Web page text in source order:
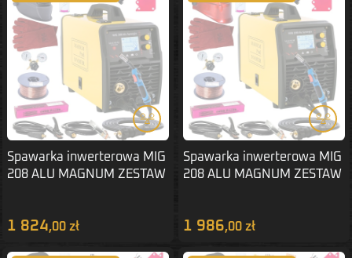
Spawarka inwerterowa MIG
208 ALU MAGNUM ZESTAW
1 824,00 zł
Spawarka inwerterowa MIG
208 ALU MAGNUM ZESTAW
1 986,00 zł